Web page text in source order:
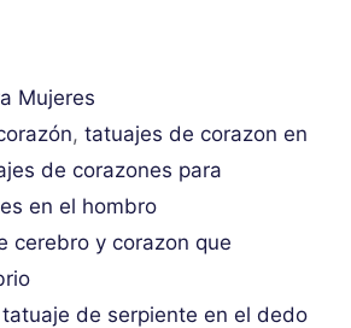
Mujeres
,tatuajes de corazon en
de corazones para
en el hombro
cerebro y corazon que
de serpiente en el dedo